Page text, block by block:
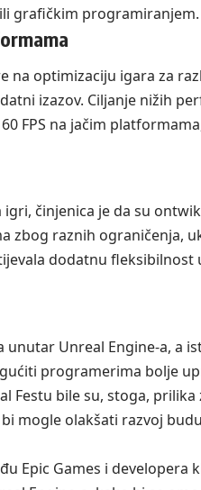
grafičkim programiranjem.
na optimizaciju igara za
izazov. Ciljanje nižih
FPS na jačim
činjenica je da su
zbog raznih ograničenja,
dodatnu fleksibilnost
unutar Unreal Engine-a, a
programerima bolje
Festu bile su, stoga, prilika
mogle olakšati razvoj
Epic Games i developera